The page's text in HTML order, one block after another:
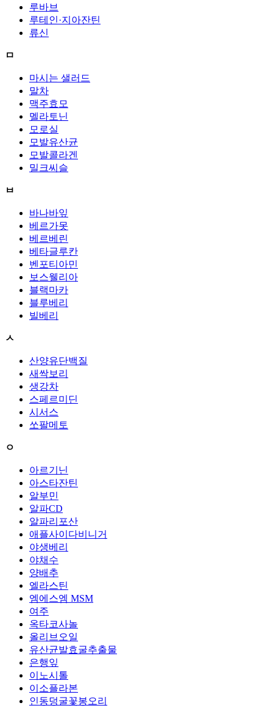
루바브
루테인·지아잔틴
류신
ㅁ
마시는 샐러드
말차
맥주효모
멜라토닌
모로실
모발유산균
모발콜라겐
밀크씨슬
ㅂ
바나바잎
베르가못
베르베린
베타글루칸
벤포티아민
보스웰리아
블랙마카
블루베리
빌베리
ㅅ
산양유단백질
새싹보리
생강차
스페르미딘
시서스
쏘팔메토
ㅇ
아르기닌
아스타잔틴
알부민
알파CD
알파리포산
애플사이다비니거
야생베리
야채수
양배추
엘라스틴
엠에스엠 MSM
여주
옥타코사놀
올리브오일
유산균발효굴추출물
은행잎
이노시톨
이소플라본
인동덩굴꽃봉오리